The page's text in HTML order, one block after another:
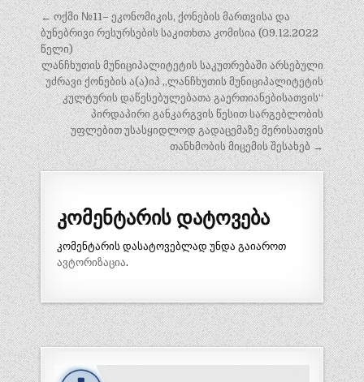
პოსტის
ნავიგაცია
← ოქმი №11– ეკონომიკის, ქონების მართვისა და
ბუნებრივი რესურსების საკითხთა კომისია (09.12.2022
წელი)
ლანჩხუთის მუნიციპალიტეტის საკუთრებაში არსებული
უძრავი ქონების ა(ა)იპ „ლანჩხუთის მუნიციპალიტეტის
კულტურის დაწესებულებათა გაერთიანებისათვის“
პირდაპირი განკარგვის წესით სარგებლობის
უფლებით უსასყიდლოდ გადაცემაზე მერისათვის
თანხმობის მიცემის შესახებ →
კომენტარის დატოვება
კომენტარის დასატოვებლად უნდა გაიაროთ
ავტორიზაცია.